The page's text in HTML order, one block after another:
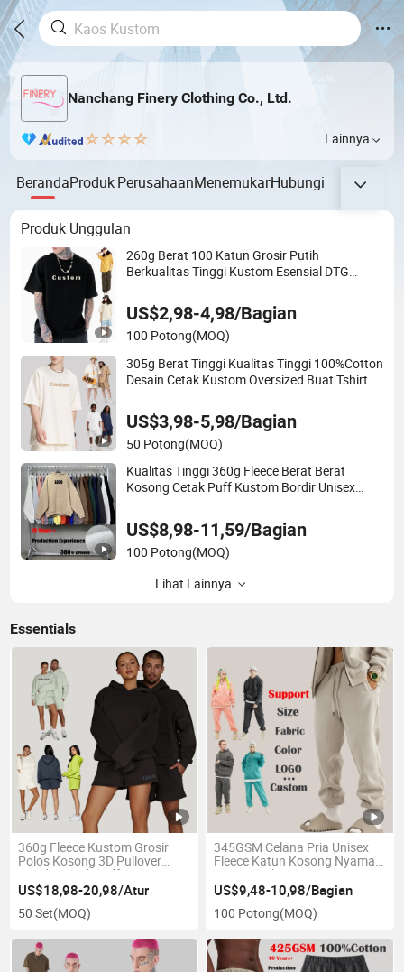
Nanchang Finery Clothing Co., Ltd.
Lainnya
BerandaProdukPerusahaanMenemukanHubungi
Produk Unggulan
260g Berat 100 Katun Grosir Putih
Berkualitas Tinggi Kustom Esensial DTG
Shoulder Kaos Pria T Shirt Cetak
US$2,98-4,98/Bagian
100 Potong(MOQ)
305g Berat Tinggi Kualitas Tinggi 100%Cotton
Desain Cetak Kustom Oversized Buat Tshirt
Kosong Polos T Shirt untuk Pria
US$3,98-5,98/Bagian
50 Potong(MOQ)
Kualitas Tinggi 360g Fleece Berat Berat
Kosong Cetak Puff Kustom Bordir Unisex
Pria Hoodie Esensial
US$8,98-11,59/Bagian
100 Potong(MOQ)
Lihat Lainnya
Essentials
360g Fleece Kustom Grosir
Polos Kosong 3D Pullover
Hoodie Cetak Puff Sweater
Oversized Setelan Pria Bordir
Hoodie Jogging
US$18,98-20,98/Atur
50 Set(MOQ)
345GSM Celana Pria Unisex
Fleece Katun Kosong Nyaman
Jogger Pakaian Grosir Desain
Kustom Pakaian Celana
Sweatpants Menumpuk
US$9,48-10,98/Bagian
100 Potong(MOQ)